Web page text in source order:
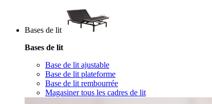
Bases de lit
Bases de lit
Base de lit ajustable
Base de lit plateforme
Base de lit rembourrée
Magasiner tous les cadres de lit